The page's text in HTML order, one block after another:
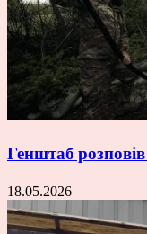
Генштаб
18.05.2026